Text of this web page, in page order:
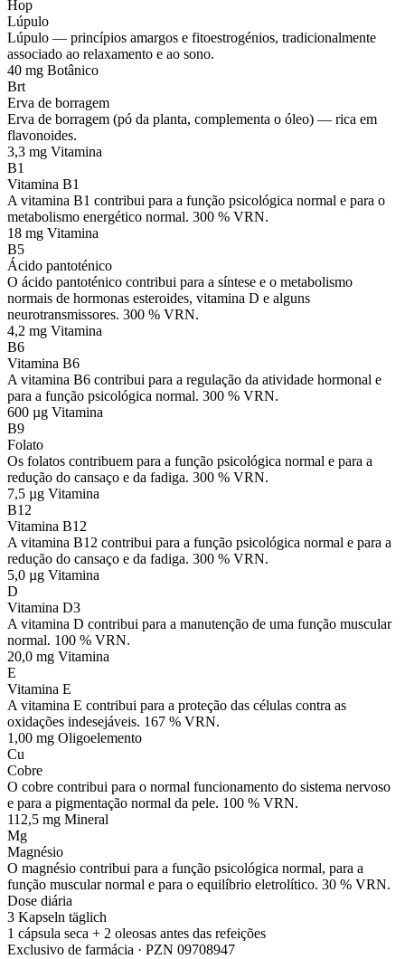
Hop
Lúpulo
Lúpulo — princípios amargos e fitoestrogénios, tradicionalmente
associado ao relaxamento e ao sono.
40 mg Botânico
Brt
Erva de borragem
Erva de borragem (pó da planta, complementa o óleo) — rica em
flavonoides.
3,3 mg Vitamina
B1
Vitamina B1
A vitamina B1 contribui para a função psicológica normal e para o
metabolismo energético normal. 300 % VRN.
18 mg Vitamina
B5
Ácido pantoténico
O ácido pantoténico contribui para a síntese e o metabolismo
normais de hormonas esteroides, vitamina D e alguns
neurotransmissores. 300 % VRN.
4,2 mg Vitamina
B6
Vitamina B6
A vitamina B6 contribui para a regulação da atividade hormonal e
para a função psicológica normal. 300 % VRN.
600 µg Vitamina
B9
Folato
Os folatos contribuem para a função psicológica normal e para a
redução do cansaço e da fadiga. 300 % VRN.
7,5 µg Vitamina
B12
Vitamina B12
A vitamina B12 contribui para a função psicológica normal e para a
redução do cansaço e da fadiga. 300 % VRN.
5,0 µg Vitamina
D
Vitamina D3
A vitamina D contribui para a manutenção de uma função muscular
normal. 100 % VRN.
20,0 mg Vitamina
E
Vitamina E
A vitamina E contribui para a proteção das células contra as
oxidações indesejáveis. 167 % VRN.
1,00 mg Oligoelemento
Cu
Cobre
O cobre contribui para o normal funcionamento do sistema nervoso
e para a pigmentação normal da pele. 100 % VRN.
112,5 mg Mineral
Mg
Magnésio
O magnésio contribui para a função psicológica normal, para a
função muscular normal e para o equilíbrio eletrolítico. 30 % VRN.
Dose diária
3 Kapseln täglich
1 cápsula seca + 2 oleosas antes das refeições
Exclusivo de farmácia · PZN 09708947